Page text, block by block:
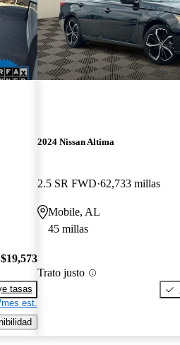
$19,573
tasas
est.
2024 Nissan Altima
2.5 SR FWD 62,733 millas
Mobile, AL
45 millas
Trato justo